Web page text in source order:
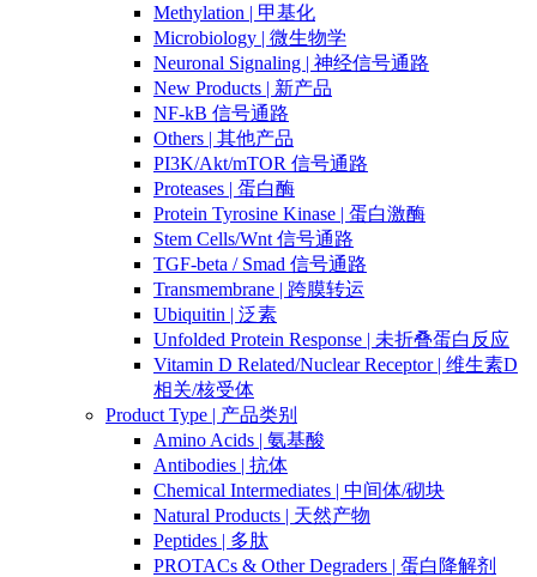
Methylation | 甲基化
Microbiology | 微生物学
Neuronal Signaling | 神经信号通路
New Products | 新产品
NF-kB 信号通路
Others | 其他产品
PI3K/Akt/mTOR 信号通路
Proteases | 蛋白酶
Protein Tyrosine Kinase | 蛋白激酶
Stem Cells/Wnt 信号通路
TGF-beta / Smad 信号通路
Transmembrane | 跨膜转运
Ubiquitin | 泛素
Unfolded Protein Response | 未折叠蛋白反应
Vitamin D Related/Nuclear Receptor | 维生素D
相关/核受体
Product Type | 产品类别
Amino Acids | 氨基酸
Antibodies | 抗体
Chemical Intermediates | 中间体/砌块
Natural Products | 天然产物
Peptides | 多肽
PROTACs & Other Degraders | 蛋白降解剂